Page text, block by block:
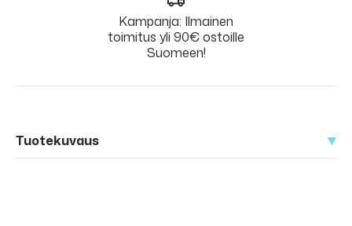
Kampanja: Ilmainen
toimitus yli 90€ ostoille
Suomeen!
Tuotekuvaus